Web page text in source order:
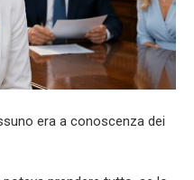
era a conoscenza dei